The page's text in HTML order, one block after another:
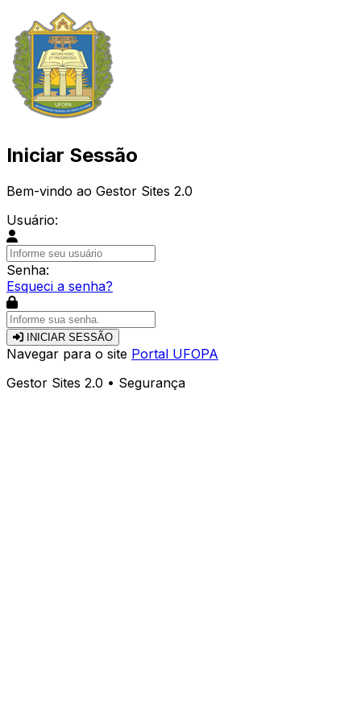
Iniciar Sessão
Bem-vindo ao Gestor Sites 2.0
Usuário:
Senha:
Esqueci a senha?
INICIAR SESSÃO
Navegar para o site Portal UFOPA
Gestor Sites 2.0 • Segurança